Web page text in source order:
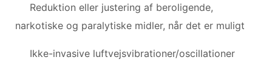
Reduktion eller justering af beroligende,
narkotiske og paralytiske midler, når det er muligt
Ikke-invasive luftvejsvibrationer/oscillationer